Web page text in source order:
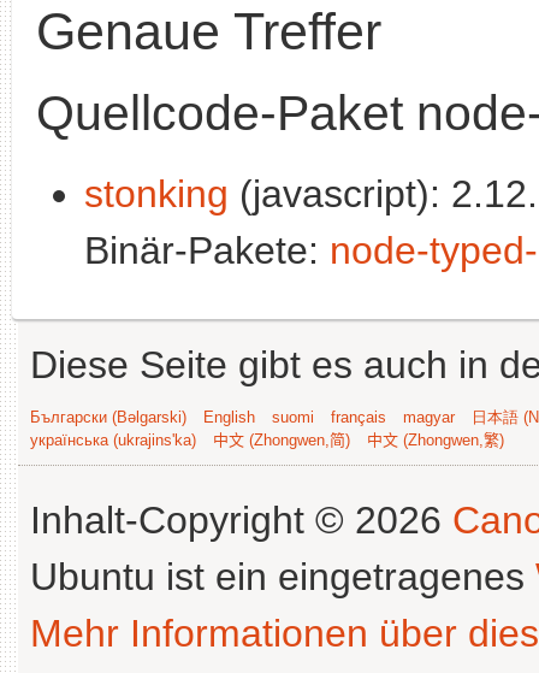
Genaue Treffer
Quellcode-Paket
stonking (javascript):
Binär-Pakete: node-
Diese Seite gibt es auch in
Български (Bəlgarski) English suomi français magyar
日本語
українська (ukrajins'ka)
中文 (Zhongwen,简) 中文 (Zhongwen,繁)
Inhalt-Copyright © 2026
Ubuntu ist ein eingetragenes
Mehr Informationen über